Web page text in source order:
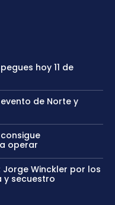
hoy 11 de
de Norte y
operar
Winckler por los
y secuestro